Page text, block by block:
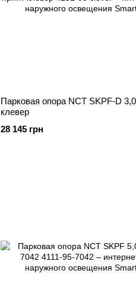
Парковая опора NCT SKPF-D
клевер
28 145 грн